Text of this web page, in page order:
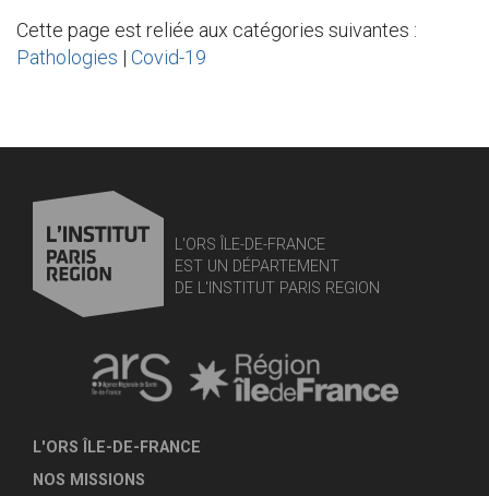
Cette page est reliée aux catégories suivantes :
Pathologies | Covid-19
L'ORS ÎLE-DE-FRANCE
EST UN DÉPARTEMENT
DE L'INSTITUT PARIS REGION
L'ORS ÎLE-DE-FRANCE
NOS MISSIONS